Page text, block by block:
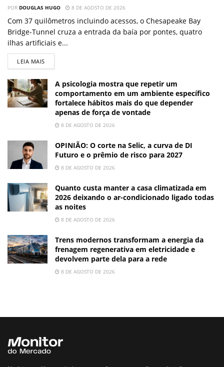
POR DOUGLAS HUGO 8 DE AGOSTO DE 2026
Com 37 quilômetros incluindo acessos, o Chesapeake Bay
Bridge-Tunnel cruza a entrada da baía por pontes, quatro
ilhas artificiais e...
LEIA MAIS
A psicologia mostra que repetir um
comportamento em um ambiente específico
fortalece hábitos mais do que depender
apenas de força de vontade
8 DE AGOSTO DE 2026
OPINIÃO: O corte na Selic, a curva de DI
Futuro e o prêmio de risco para 2027
8 DE AGOSTO DE 2026
Quanto custa manter a casa climatizada em
2026 deixando o ar-condicionado ligado todas
as noites
8 DE AGOSTO DE 2026
Trens modernos transformam a energia da
frenagem regenerativa em eletricidade e
devolvem parte dela para a rede
8 DE AGOSTO DE 2026